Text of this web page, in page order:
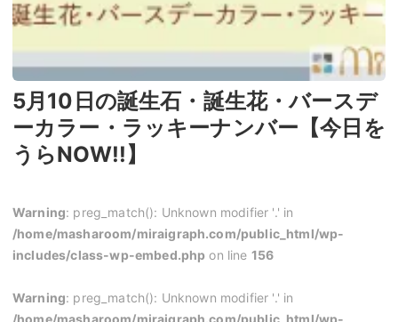
5月10日の誕生石・誕生花・バースデ
ーカラー・ラッキーナンバー【今日を
うらNOW!!】
Warning: preg_match(): Unknown modifier '.' in
/home/masharoom/miraigraph.com/public_html/wp-
includes/class-wp-embed.php on line 156
Warning: preg_match(): Unknown modifier '.' in
/home/masharoom/miraigraph.com/public_html/wp-